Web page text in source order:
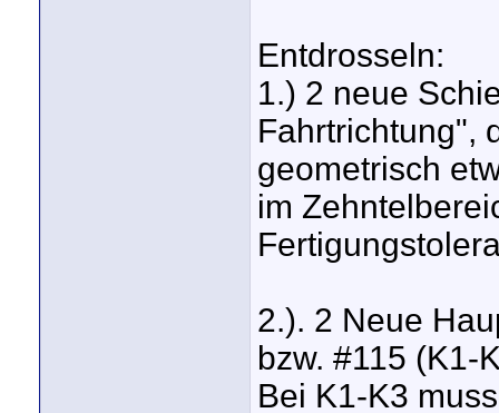
Entdrosseln:
1.) 2 neue
Fahrtrichtung",
geometrisch
im
2.). 2 Neue
bzw. #115 (K1-
Bei K1-K3